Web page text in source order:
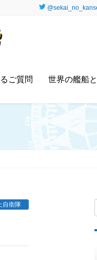
ご質問 世界の艦船
自衛隊